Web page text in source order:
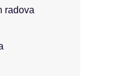
radova